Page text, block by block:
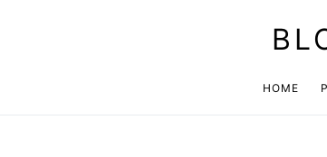
HOME